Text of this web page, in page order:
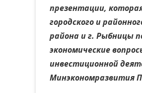
презентации,
городского и
района и г. Рыбницы
экономические
инвестиционной
Минэкономразвития